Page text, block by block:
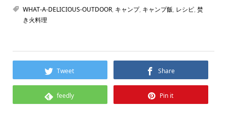
WHAT-A-DELICIOUS-OUTDOOR, キャンプ, キャンプ飯, レシピ, 焚
き火料理
Tweet Share
feedly Pin it